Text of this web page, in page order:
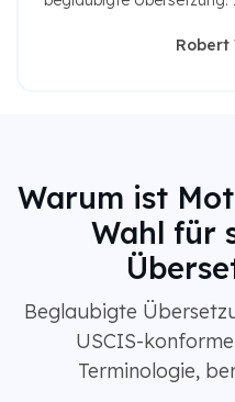
Robert
Warum ist
Wahl für
Beglaubigte
USCIS-
Terminologie,